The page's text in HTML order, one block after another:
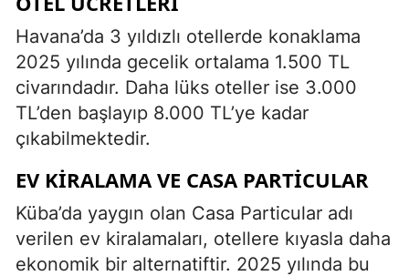
Havana’da 3 yıldızlı otellerde konaklama
2025 yılında gecelik ortalama 1.500 TL
civarındadır. Daha lüks oteller ise 3.000
TL’den başlayıp 8.000 TL’ye kadar
çıkabilmektedir.
EV KIRALAMA VE CASA PARTICULAR
Küba’da yaygın olan Casa Particular adı
verilen ev kiralamaları, otellere kıyasla daha
ekonomik bir alternatiftir. 2025 yılında bu